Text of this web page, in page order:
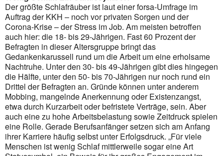
Der größte Schlafräuber ist laut einer forsa-Umfrage im
Auftrag der KKH – noch vor privaten Sorgen und der
Corona-Krise – der Stress im Job. Am meisten betroffen
auch hier: die 18- bis 29-Jährigen. Fast 60 Prozent der
Befragten in dieser Altersgruppe bringt das
Gedankenkarussell rund um die Arbeit um eine erholsame
Nachtruhe. Unter den 30- bis 49-Jährigen gibt dies hingegen
die Hälfte, unter den 50- bis 70-Jährigen nur noch rund ein
Drittel der Befragten an. Gründe können unter anderem
Mobbing, mangelnde Anerkennung oder Existenzangst,
etwa durch Kurzarbeit oder befristete Verträge, sein. Aber
auch eine zu hohe Arbeitsbelastung sowie Zeitdruck spielen
eine Rolle. Gerade Berufsanfänger setzen sich am Anfang
ihrer Karriere häufig selbst unter Erfolgsdruck. „Für viele
Menschen ist wenig Schlaf mittlerweile sogar eine Art